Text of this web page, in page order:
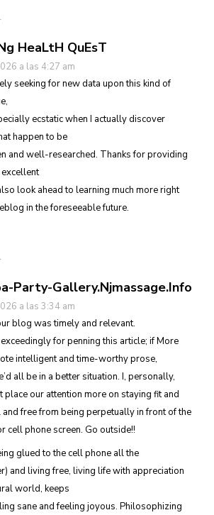
HeaLtH QuEsT
a las 4:27 am
seeking for new data upon this kind of
ecstatic when I actually discover
happen to be
and well-researched. Thanks for providing
look ahead to learning much more right
in the foreseeable future.
Party-Gallery.Njmassage.Info
a las 3:34 am
blog was timely and relevant.
for penning this article; if More
intelligent and time-worthy prose,
all be in a better situation. I, personally,
place our attention more on staying fit and
free from being perpetually in front of the
cell phone screen. Go outside!!
glued to the cell phone all the
and living free, living life with appreciation
world, keeps
sane and feeling joyous. Philosophizing